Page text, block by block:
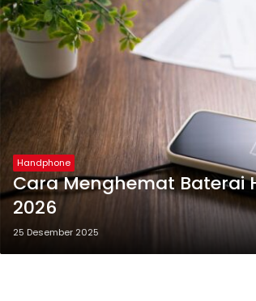
Handphone
Cara Menghemat Baterai
2026
25 Desember 2025